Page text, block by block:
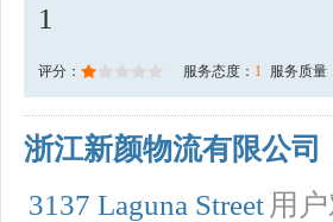
1
评分： 服务态度： 1 服务质量
浙江新颜物流有限公司
3137 Laguna Street 用